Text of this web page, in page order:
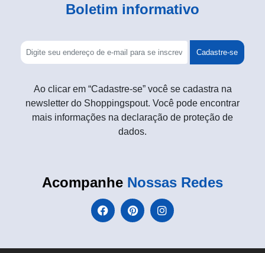
Boletim informativo
Cadastre-se
Ao clicar em “Cadastre-se” você se cadastra na
newsletter do Shoppingspout. Você pode encontrar
mais informações na declaração de proteção de
dados.
Acompanhe Nossas Redes